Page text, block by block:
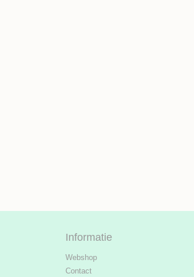
Informatie
Webshop
Contact